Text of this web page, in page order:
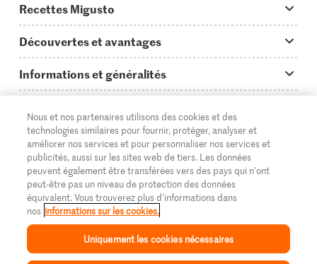
Recettes Migusto
Idées de menus
Plats principaux
Simple & vite prêt
Apéritif
Préparations au four
Enfants & famille
Toutes les recettes
Découvertes et avantages
On en parle...
Tutoriels
Glossaire des ingrédients
Login Migusto
Magazine Migusto
Informations et généralités
Questions concernant Migusto
Cuisiner avec Migusto
Service clientèle & contact
Publicité
Impressum
Mentions légales
Supermarché
Migros Online
À propos de Migros
Magasins
Cumulus
© 2026 La Fédération des coopératives Migros
DE FR IT
Nous et nos partenaires utilisons des cookies et des
technologies similaires pour fournir, protéger, analyser et
améliorer nos services et pour personnaliser nos services et
publicités, aussi sur les sites web de tiers. Les données
peuvent également être transférées vers des pays qui n'ont
peut-être pas un niveau de protection des données
équivalent. Vous trouverez plus d'informations dans
nos informations sur les cookies.
Uniquement les cookies nécessaires